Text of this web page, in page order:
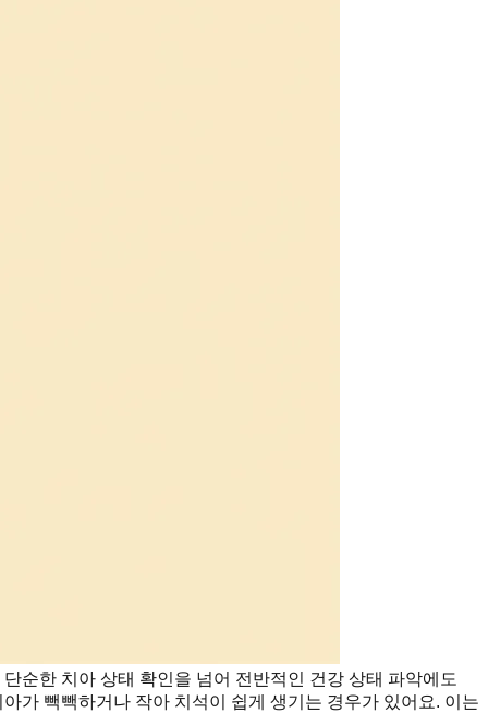
순한 치아 상태 확인을 넘어 전반적인 건강 상태 파악에도
가 빽빽하거나 작아 치석이 쉽게 생기는 경우가 있어요. 이는